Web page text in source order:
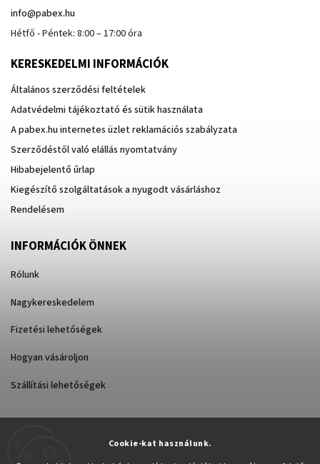
Cookie-kat használunk.
info@pabex.hu
Hétfő - Péntek: 8:00 – 17:00 óra
KERESKEDELMI INFORMÁCIÓK
Általános szerződési feltételek
Adatvédelmi tájékoztató és sütik használata
A pabex.hu internetes üzlet reklamációs szabályzata
Szerződéstől való elállás nyomtatvány
Hibabejelentő űrlap
Kiegészítő szolgáltatások a nyugodt vásárláshoz
Rendelésem
INFORMÁCIÓK ÖNNEK
Rólunk
Nagykereskedelem
Fizetési lehetőségek
Hogyan vásároljon
Szállítási lehetőségek